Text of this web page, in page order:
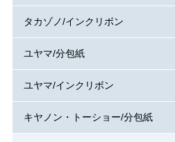
タカゾノ/インクリボン
ユヤマ/分包紙
ユヤマ/インクリボン
キヤノン・トーショー/分包紙